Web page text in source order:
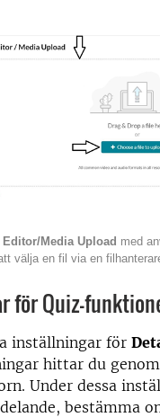
Editor/Media Upload med
välja en fil via en
för Quiz-
inställningar för
hittar du
Under dessa
bestämma